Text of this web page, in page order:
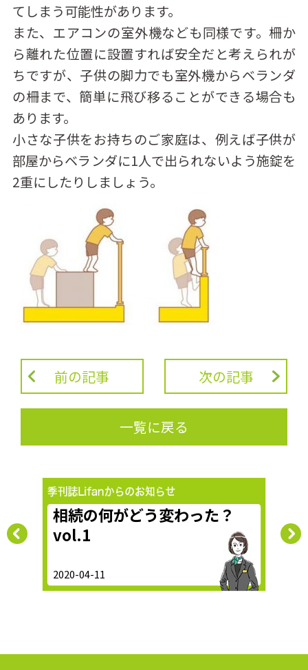
てしまう可能性があります。
また、エアコンの室外機なども同様です。柵か
ら離れた位置に設置すれば安全だと考えられが
ちですが、子供の脚力でも室外機からベランダ
の柵まで、簡単に⾶び移ることができる場合も
あります。
小さな子供をお持ちのご家庭は、例えば⼦供が
部屋からベランダに1⼈で出られないよう施錠を
2重にしたりしましょう。
前の記事 次の記事
一覧に戻る
相続の何がどう変わった？
vol.1
2020-04-11